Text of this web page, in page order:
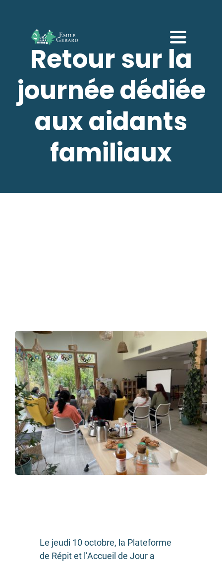
Toggle
Notre établissement
EHPAD
Accueil de jour
Retour sur la
journée dédiée
aux aidants
familiaux
Le jeudi 10 octobre, la Plateforme
de Répit et l’Accueil de Jour a